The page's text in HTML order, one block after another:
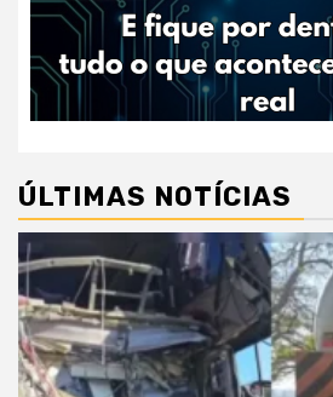
ÚLTIMAS NOTÍCIAS